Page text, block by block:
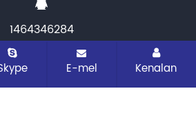
1464346284
KB Changzhou & Meter
terpelihara
E-mel Kenalan